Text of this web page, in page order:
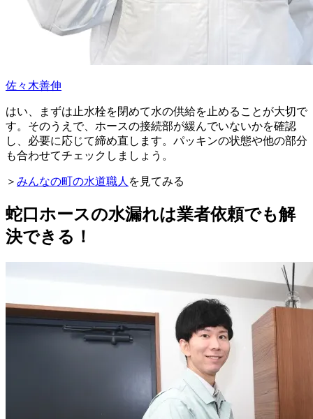
佐々木善伸
はい、まずは止水栓を閉めて水の供給を止めることが大切で
す。そのうえで、ホースの接続部が緩んでいないかを確認
し、必要に応じて締め直します。パッキンの状態や他の部分
も合わせてチェックしましょう。
＞ みんなの町の水道職人 を見てみる
蛇口ホースの水漏れは業者依頼でも解
決できる！